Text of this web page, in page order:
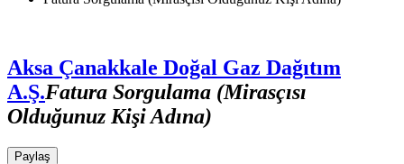
Aksa Çanakkale Doğal Gaz Dağıtım
A.Ş.Fatura Sorgulama (Mirasçısı
Olduğunuz Kişi Adına)
Paylaş